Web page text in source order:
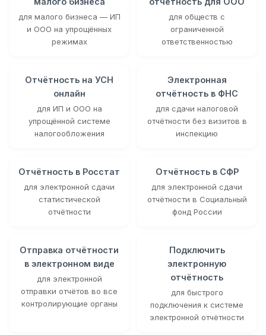
для малого бизнеса — ИП
и ООО на упрощённых
режимах
для обществ с
ограниченной
ответственностью
Отчётность на УСН
онлайн
для ИП и ООО на
упрощённой системе
налогообложения
Электронная
отчётность в ФНС
для сдачи налоговой
отчётности без визитов в
инспекцию
Отчётность в Росстат
для электронной сдачи
статистической
отчётности
Отчётность в СФР
для электронной сдачи
отчётности в Социальный
фонд России
Отправка отчётности
в электронном виде
для электронной
отправки отчётов во все
контролирующие органы
Подключить
электронную
отчётность
для быстрого
подключения к системе
электронной отчётности